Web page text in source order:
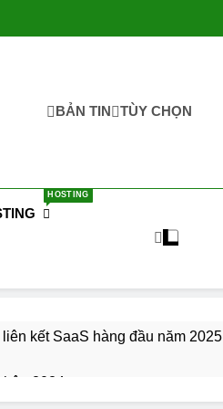
BẢN TIN TÙY CHỌN
HOSTING
kết SaaS hàng đầu năm 2025
2024